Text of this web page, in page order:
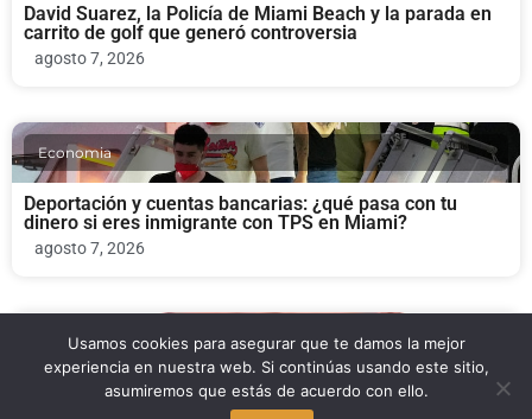
David Suarez, la Policía de Miami Beach y la parada en
carrito de golf que generó controversia
agosto 7, 2026
Economia
Deportación y cuentas bancarias: ¿qué pasa con tu
dinero si eres inmigrante con TPS en Miami?
agosto 7, 2026
Noticia Local
Will Rosenzweig demanda al Departamento de Justicia
por despido tras criticar a Trump en un blog
Usamos cookies para asegurar que te damos la mejor
experiencia en nuestra web. Si continúas usando este sitio,
asumiremos que estás de acuerdo con ello.